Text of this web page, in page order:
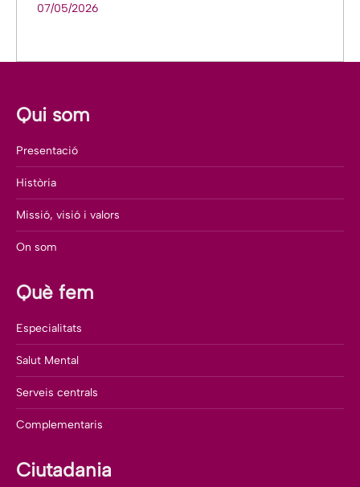
07/05/2026
Qui som
Presentació
Història
Missió, visió i valors
On som
Què fem
Especialitats
Salut Mental
Serveis centrals
Complementaris
Ciutadania